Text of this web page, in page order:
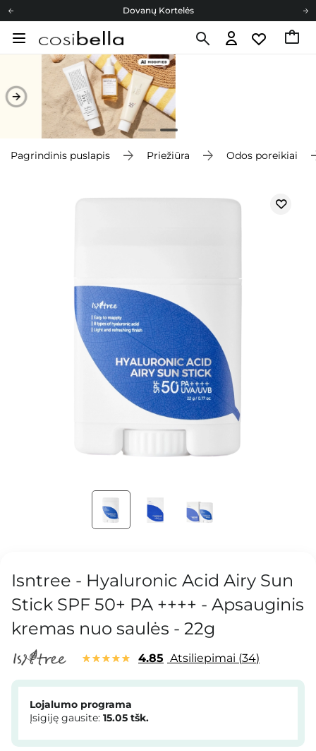
Dovanų Kortelės
Cosibella lojalumo programa
Dovanų Kortelės
Pagrindinis puslapis Priežiūra Odos poreikiai
Isntree - Hyaluronic Acid Airy Sun
Stick SPF 50+ PA ++++ - Apsauginis
kremas nuo saulės - 22g
4.85 Atsiliepimai 34
Lojalumo programa
Įsigiję gausite: 15.05 tšk.